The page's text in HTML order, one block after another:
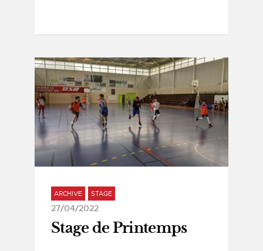
ARCHIVE STAGE
27/04/2022
Stage de Printemps